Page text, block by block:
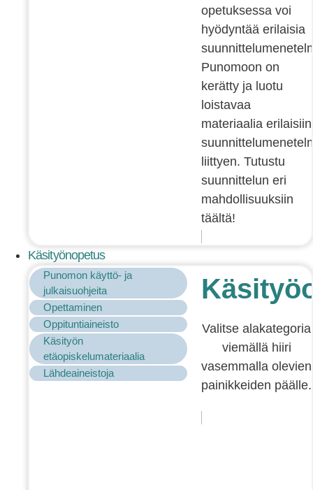
opetuksessa voi
hyödyntää erilaisia
Punomoon on
kerätty ja luotu
loistavaa
materiaalia erilaisiin
liittyen. Tutustu
suunnittelun eri
mahdollisuuksiin
täältä!
Käsityönopetus
Punomon käyttö- ja
julkaisuohjeita
Opettaminen
Oppituntiaineisto
Käsityön
etäopiskelumateriaalia
Lähdeaineistoja
Valitse alakategoria
viemällä hiiri
vasemmalla olevien
painikkeiden päälle.